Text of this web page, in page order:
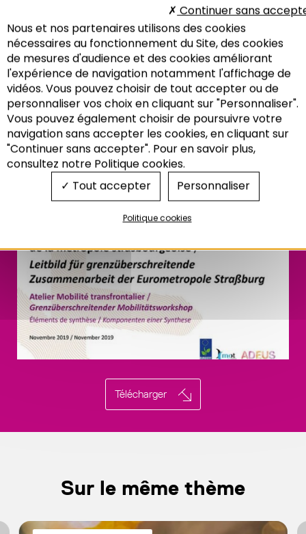
Recherche
DE STRASBOURG
Atelier Mobilité
transfrontalier
Télécharger
Sur le même thème
Nous et nos partenaires utilisons des cookies
nécessaires au fonctionnement du Site, des cookies
de mesures d'audience et des cookies améliorant
l'expérience de navigation notamment l'affichage de
vidéos. Vous pouvez choisir de tout accepter ou de
personnaliser vos choix en cliquant sur "Personnaliser".
Vous pouvez également choisir de poursuivre votre
navigation sans accepter les cookies, en cliquant sur
"Continuer sans accepter". Pour en savoir plus,
consultez notre Politique cookies.
Tout accepter
Continuer sans
Personnaliser
Politique cookies